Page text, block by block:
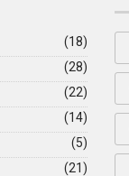
(18)
(28)
(22)
(14)
(5)
(21)